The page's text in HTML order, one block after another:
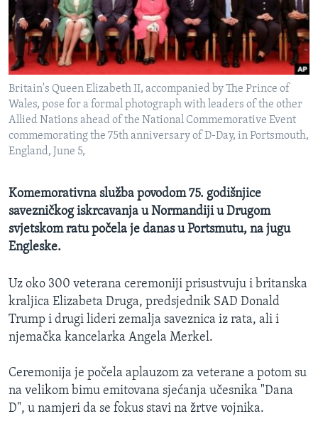
MAGAZIN
O GLASU AMERIKE
Learning English
PRATITE NAS
Britain's Queen Elizabeth II, accompanied by The Prince of
Wales, pose for a formal photograph with leaders of the other
Allied Nations ahead of the National Commemorative Event
commemorating the 75th anniversary of D-Day, in Portsmouth,
England, June 5,
Komemorativna služba povodom 75. godišnjice
savezničkog iskrcavanja u Normandiji u Drugom
svjetskom ratu počela je danas u Portsmutu, na jugu
Engleske.
Uz oko 300 veterana ceremoniji prisustvuju i britanska
kraljica Elizabeta Druga, predsjednik SAD Donald
Trump i drugi lideri zemalja saveznica iz rata, ali i
njemačka kancelarka Angela Merkel.
Ceremonija je počela aplauzom za veterane a potom su
na velikom bimu emitovana sjećanja učesnika "Dana
D", u namjeri da se fokus stavi na žrtve vojnika.